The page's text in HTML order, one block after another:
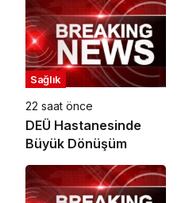
Sağlık
22 saat önce
DEÜ Hastanesinde
Büyük Dönüşüm